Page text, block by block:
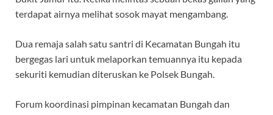
terdapat airnya melihat sosok mayat mengambang.
Dua remaja salah satu santri di Kecamatan Bungah itu
bergegas lari untuk melaporkan temuannya itu kepada
sekuriti kemudian diteruskan ke Polsek Bungah.
Forum koordinasi pimpinan kecamatan Bungah dan